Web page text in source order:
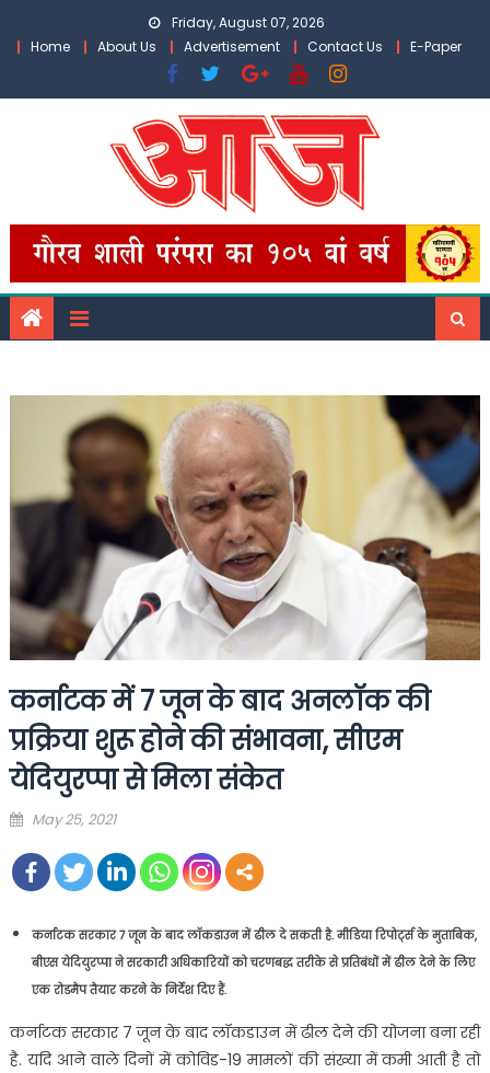
Friday, August 07, 2026
Home
About Us Advertisement Contact Us E-Paper
कर्नाटक में 7 जून के बाद अनलॉक की
प्रक्रिया शुरू होने की संभावना, सीएम
येदियुरप्पा से मिला संकेत
Posted
May 25, 2021
कर्नाटक सरकार 7 जून के बाद लॉकडाउन में ढील दे सकती है. मीडिया रिपोर्ट्स के मुताबिक,
बीएस येदियुरप्पा ने सरकारी अधिकारियों को चरणबद्ध तरीके से प्रतिबंधों में ढील देने के लिए
एक रोडमैप तैयार करने के निर्देश दिए हैं.
कर्नाटक सरकार 7 जून के बाद लॉकडाउन में ढील देने की योजना बना रही
है. यदि आने वाले दिनों में कोविड-19 मामलों की संख्या में कमी आती है तो